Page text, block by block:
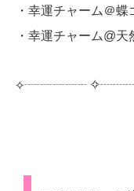
・幸運チャーム＠
・幸運チャーム@
⟡┈┈┈┈┈︎